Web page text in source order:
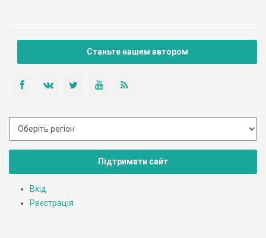
Станьте нашим автором
Підтримати сайт
Вхід
Реєстрація